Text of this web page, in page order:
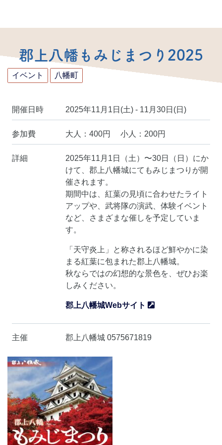
郡上八幡もみじまつり2025
イベント 八幡町
開催日時 2025年11月1日(土) - 11月30日(日)
参加費 大人：400円 小人：200円
詳細
2025年11月1日（土）〜30日（日）にか
けて、郡上八幡城にてもみじまつりが開
催されます。
期間中は、紅葉の見頃に合わせたライト
アップや、武将隊の演武、体験イベント
など、さまざまな催しを予定していま
す。
「天守炎上」と称されるほど鮮やかに染
まる紅葉に包まれた郡上八幡城。
秋ならではの幻想的な景色を、ぜひお楽
しみください。
郡上八幡城Webサイト
主催 郡上八幡城 0575671819